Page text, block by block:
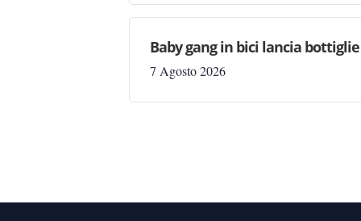
Baby gang in bici lancia
7 Agosto 2026